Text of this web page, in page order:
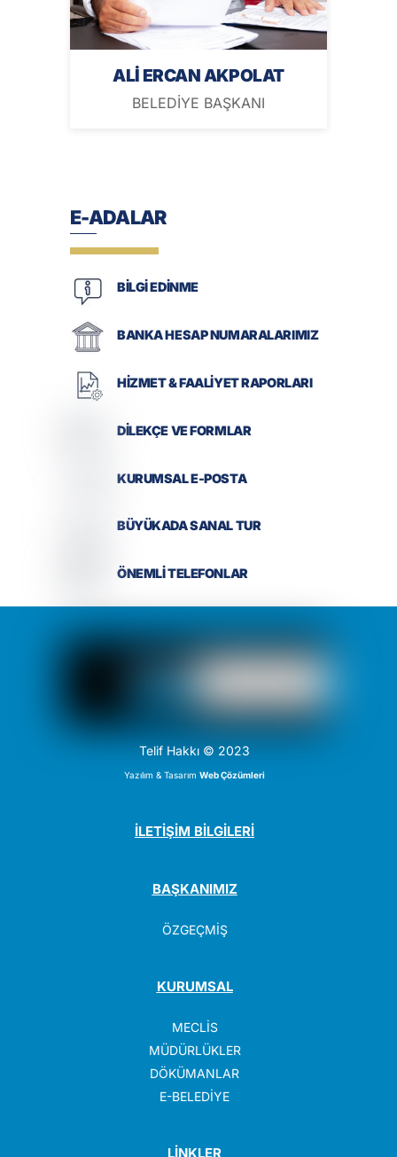
ALİ ERCAN AKPOLAT
BELEDİYE BAŞKANI
E-ADALAR
BİLGİ EDİNME
BANKA HESAP NUMARALARIMIZ
HİZMET & FAALİYET RAPORLARI
DİLEKÇE VE FORMLAR
KURUMSAL E-POSTA
BÜYÜKADA SANAL TUR
ÖNEMLİ TELEFONLAR
Telif Hakkı © 2023
Yazılım & TasarımWeb Çözümleri
İLETİŞİM BİLGİLERİ
BAŞKANIMIZ
ÖZGEÇMİŞ
KURUMSAL
MECLİS
MÜDÜRLÜKLER
DÖKÜMANLAR
E-BELEDİYE
LİNKLER